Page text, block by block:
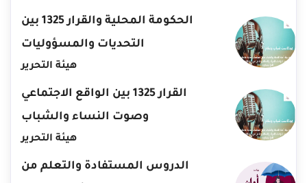
الحكومة المحلية والقرار 1325 بين
التحديات والمسؤوليات
هيئة التحرير
القرار 1325 بين الواقع الاجتماعي
وصوت النساء والشباب
هيئة التحرير
الدروس المستفادة والتعلم من